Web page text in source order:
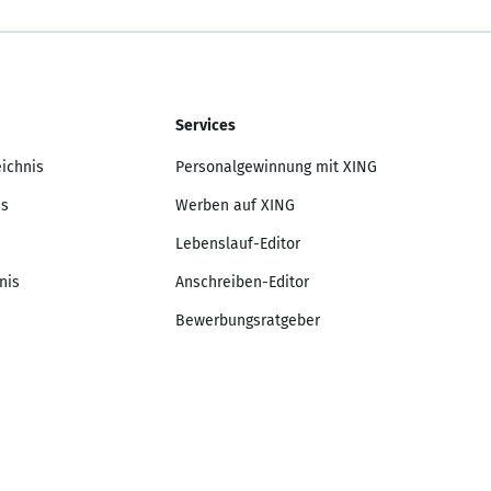
Services
Personalgewinnung mit XING
Werben auf XING
Lebenslauf-Editor
Anschreiben-Editor
Bewerbungsratgeber